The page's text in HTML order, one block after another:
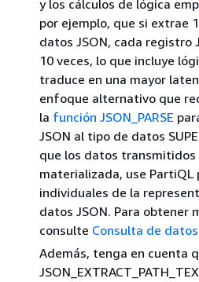
y los cálculos de lógica
por ejemplo, que si extrae
datos JSON, cada registro
10 veces, lo que incluye
traduce en una mayor
enfoque alternativo que
la función JSON_PARSE
JSON al tipo de datos
que los datos transmitidos
materializada, use PartiQL
individuales de la
datos JSON. Para obtener
consulte Consulta de
Además, tenga en cuenta